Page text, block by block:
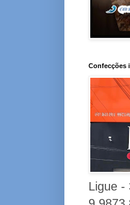
Confecções
Ligue -